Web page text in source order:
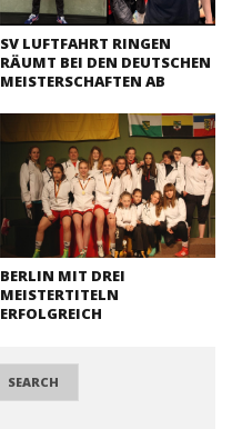
SV LUFTFAHRT RINGEN
RÄUMT BEI DEN DEUTSCHEN
MEISTERSCHAFTEN AB
BERLIN MIT DREI
MEISTERTITELN
ERFOLGREICH